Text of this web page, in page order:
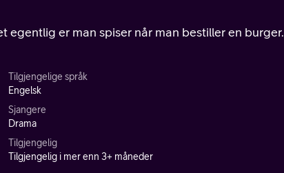
egentlig er man spiser når man bestiller en burger.
Tilgjengelige språk
Engelsk
Sjangere
Drama
Tilgjengelig
Tilgjengelig i mer enn 3+ måneder